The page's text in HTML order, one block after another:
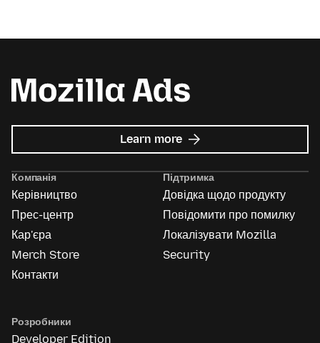
Learn more about
Mozilla
Компанія
Керівництво
Прес-центр
Кар'єра
Merch Store
Контакти
Підтримка
Довідка щодо продукту
Повідомити про помилку
Локалізувати Mozilla
Security
Розробники
Developer Edition